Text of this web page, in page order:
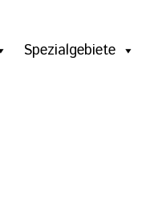
Spezialgebiete